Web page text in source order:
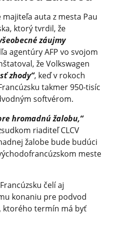
majiteľa auta z mesta Pau
ktorý tvrdil, že
záujmy
agentúry AFP vo svojom
že Volkswagen
zhody“, keď v rokoch
takmer 950-tisíc
softvérom.
hromadnú žalobu,“
riaditeľ CLCV
žalobe bude budúci
meste
čelí aj
konaniu pre podvod
ktorého termín má byť